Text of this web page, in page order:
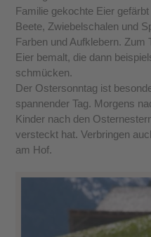
Familie gekochte Eier
Beete, Zwiebelschalen und
Farben und Aufklebern. Zum
Eier bemalt, die dann
schmücken.
Der Ostersonntag ist
spannender Tag. Morgens
Kinder nach den
versteckt hat. Verbringen
am Hof.